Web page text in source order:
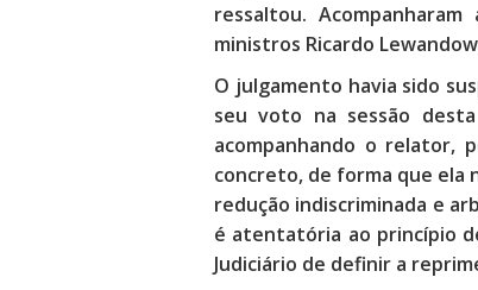
ressaltou.
ministros Ricardo
O julgamento havia sido
seu voto na sessão
acompanhando o relator,
concreto, de forma que ela
redução indiscriminada e
é atentatória ao princípio
Judiciário de definir a